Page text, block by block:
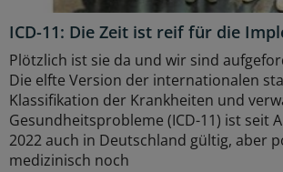
ICD-11: Die Zeit ist reif für die
Plötzlich ist sie da und wir sind
Die elfte Version der internationalen
Klassifikation der Krankheiten und
Gesundheitsprobleme (ICD-11) ist seit
2022 auch in Deutschland gültig, aber
medizinisch noch